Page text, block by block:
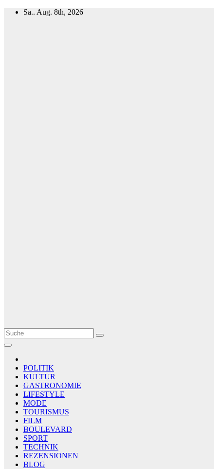
Zum
Sa.. Aug. 8th, 2026
Le Matin
AGENCE DE PRESSE
POLITIK
KULTUR
GASTRONOMIE
LIFESTYLE
MODE
TOURISMUS
FILM
BOULEVARD
SPORT
TECHNIK
REZENSIONEN
BLOG